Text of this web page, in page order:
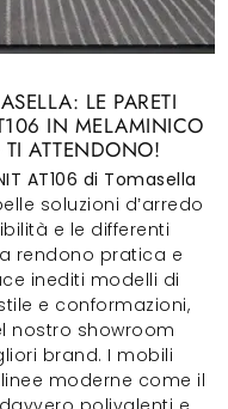
LE PARETI
IN MELAMINICO
TI ATTENDONO!
AT106 di Tomasella
soluzioni d’arredo
e le differenti
rendono pratica e
inediti modelli di
e conformazioni,
nostro showroom
brand. I mobili
moderne come il